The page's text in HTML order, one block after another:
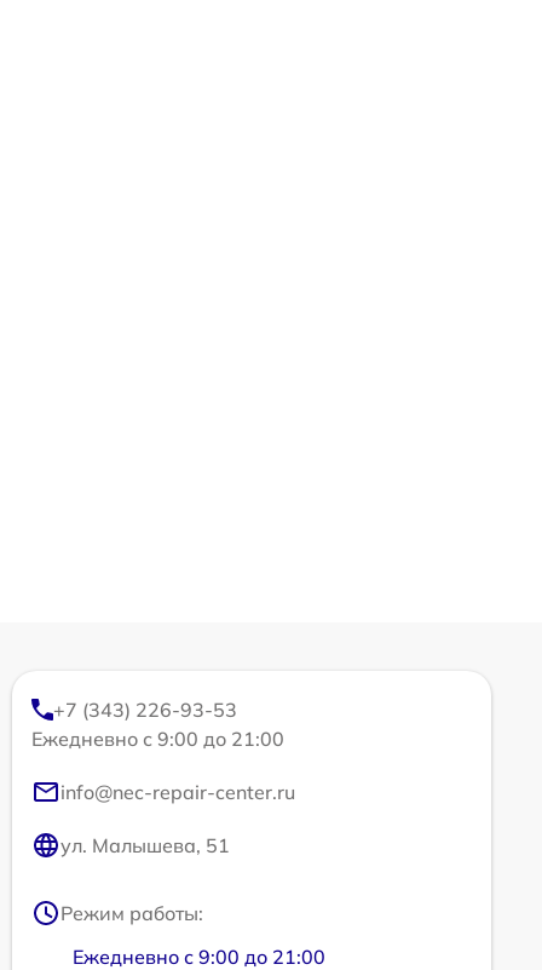
+7 (343) 226-93-53
Ежедневно с 9:00 до 21:00
info@nec-repair-center.ru
ул. Малышева, 51
Режим работы:
Ежедневно с 9:00 до 21:00